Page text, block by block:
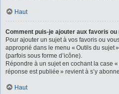
Haut
Comment puis-je ajouter aux favoris ou
Pour ajouter un sujet à vos favoris ou
approprié dans le menu « Outils du sujet
(parfois sous forme d’icône).
Répondre à un sujet en cochant la case
réponse est publiée » revient à s’y
Haut